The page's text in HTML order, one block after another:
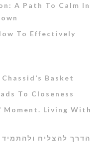
A Path To Calm In
To Effectively
Basket
To Closeness
Moment. Living With
הדרך להצליח